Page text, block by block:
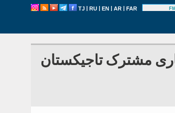
TJ | RU | EN | AR | FAR
مشترک تاجیکستان